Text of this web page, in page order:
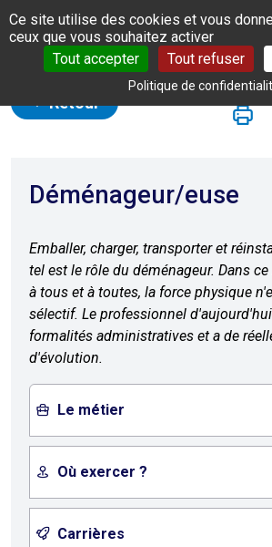
Panneau de gestion des cookies
Ce site utilise des cookies et vous
ceux que vous souhaitez activer
Tout accepter
Tout refuser
Politique de
Retour
Déménageur/euse
Emballer, charger, transporter et
tel est le rôle du déménageur. Dans
à tous et à toutes, la force physique
sélectif. Le professionnel
formalités administratives et a de
d'évolution.
Le métier
Où exercer ?
Carrières